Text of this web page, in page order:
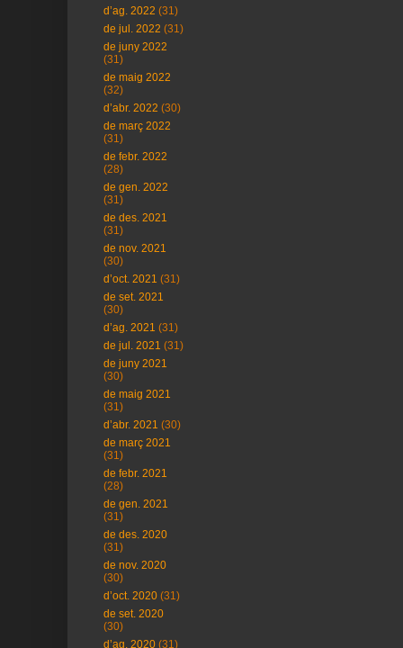
d’ag. 2022 (31)
de jul. 2022 (31)
de juny 2022
(31)
de maig 2022
(32)
d’abr. 2022 (30)
de març 2022
(31)
de febr. 2022
(28)
de gen. 2022
(31)
de des. 2021
(31)
de nov. 2021
(30)
d’oct. 2021 (31)
de set. 2021
(30)
d’ag. 2021 (31)
de jul. 2021 (31)
de juny 2021
(30)
de maig 2021
(31)
d’abr. 2021 (30)
de març 2021
(31)
de febr. 2021
(28)
de gen. 2021
(31)
de des. 2020
(31)
de nov. 2020
(30)
d’oct. 2020 (31)
de set. 2020
(30)
d’ag. 2020 (31)